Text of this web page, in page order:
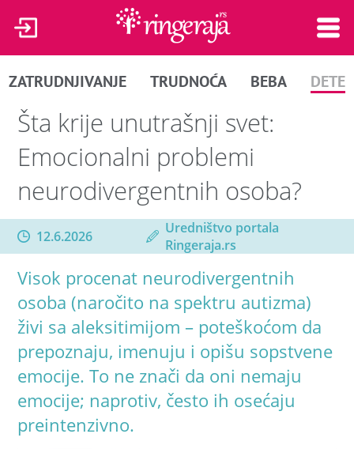
ZATRUDNJIVANJE TRUDNOĆA BEBA DETE
Šta krije unutrašnji svet:
Emocionalni problemi
neurodivergentnih osoba?
12.6.2026
Uredništvo portala
Ringeraja.rs
Visok procenat neurodivergentnih
osoba (naročito na spektru autizma)
živi sa aleksitimijom – poteškoćom da
prepoznaju, imenuju i opišu sopstvene
emocije. To ne znači da oni nemaju
emocije; naprotiv, često ih osećaju
preintenzivno.